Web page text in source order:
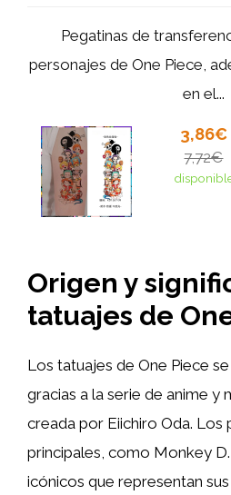
Pegatinas de
personajes de One Piece,
en el...
3,86€
7,72€
Origen y
tatuajes de
Los tatuajes de One Piece
gracias a la serie de anime y
creada por Eiichiro Oda. Los
principales, como Monkey
icónicos que representan